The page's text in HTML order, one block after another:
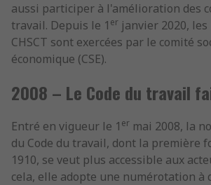
aussi participer à l'amélioration des
travail. Depuis le 1 er janvier 2020,
CHSCT sont exercées par le comité
économique (CSE).
2008 – Le Code du travail
Entré en vigueur le 1 er mai 2008, la
du Code du travail, dont la première
1910, se veut plus accessible aux
cela, elle adopte une numérotation à